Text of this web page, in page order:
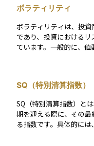
い場合には非常に有効で
することが重要です。
に含まれます。また、確
産を再び同じような運
使われます。ロールオ
知っておくべき重要な
ボラティリティ
ボラティリティは、投
であり、投資における
ています。一般的に、
は、このボラティリティ
し、それを商品のリス
す。このため、投資判
商品は高リスク、小さ
SQ（特別清算指数）
SQ（特別清算指数）と
期を迎える際に、その
る指数です。具体的に